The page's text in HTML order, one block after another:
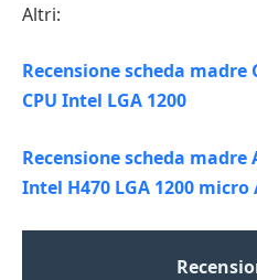
Altri:
Recensione scheda madre
CPU Intel LGA 1200
Recensione scheda madre
Intel H470 LGA 1200 micro